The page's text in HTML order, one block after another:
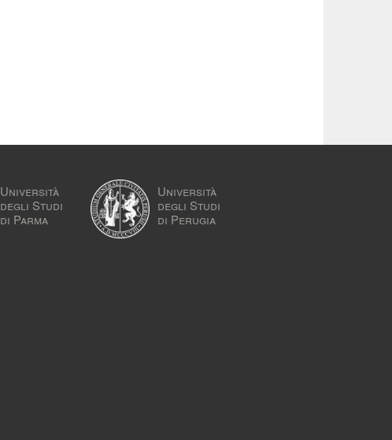
Università
degli Studi
di Parma
Università
degli Studi
di Perugia